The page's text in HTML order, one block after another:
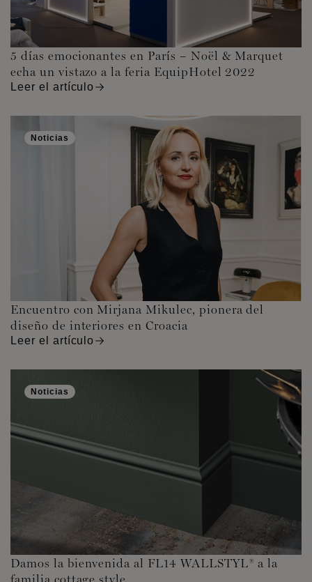
5 días emocionantes en París – Noël & Marquet
echa un vistazo a la feria EquipHotel 2022
Leer el artículo
Noticias
Encuentro con Mirjana Mikulec, pionera del
diseño de interiores en Croacia
Leer el artículo
Noticias
Damos la bienvenida al FL14 WALLSTYL® a la
familia cottage style